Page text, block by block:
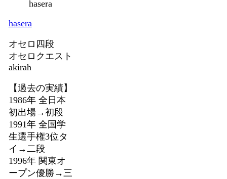
hasera
オセロ四段
オセロクエスト
akirah
【過去の実績】
1986年 全日本
初出場→初段
1991年 全国学
生選手権3位タ
イ→二段
1996年 関東オ
ープン優勝→三